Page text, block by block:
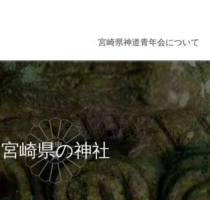
宮崎県神道青年会について
宮崎県の神社